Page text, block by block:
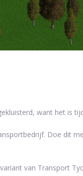
want het is
Doe dit
van Transport